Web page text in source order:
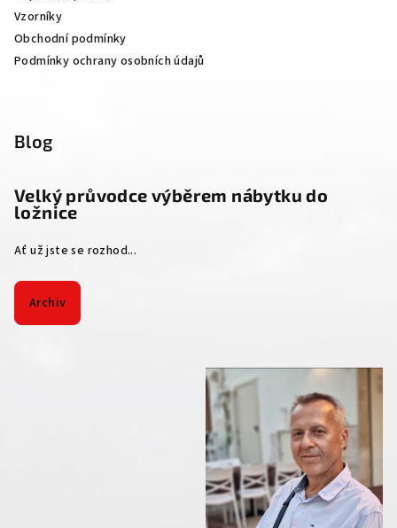
Vzorníky
Obchodní podmínky
Podmínky ochrany osobních údajů
Blog
Velký průvodce výběrem nábytku do
ložnice
Ať už jste se rozhod...
Archiv